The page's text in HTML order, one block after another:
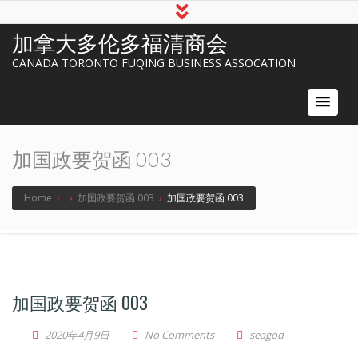
加拿大多伦多福清商会
CANADA TORONTO FUQING BUSINESS ASSOCATION
加国政要贺函 003
Home › › 加国政要贺函 003 › 加国政要贺函 003
加国政要贺函 003
2020年4月9日 No Comments seagod